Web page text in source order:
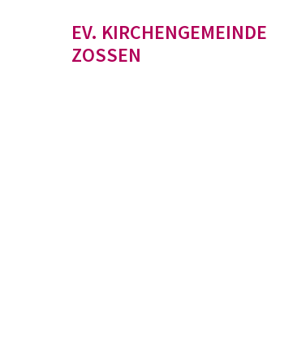
EV. KIRCHENGEMEINDE
ZOSSEN